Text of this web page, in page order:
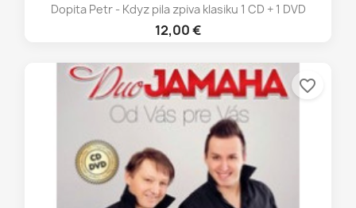
Dopita Petr - Kdyz pila zpiva klasiku 1 CD + 1 DVD
12,00 €
favorite_border